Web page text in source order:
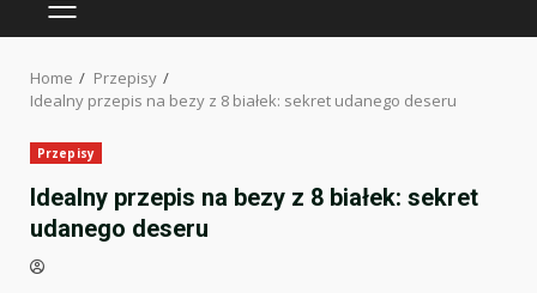
PRIMARY
Home
Przepisy
Idealny przepis na bezy z 8 białek: sekret udanego deseru
Przepisy
Idealny przepis na bezy z 8 białek: sekret
udanego deseru